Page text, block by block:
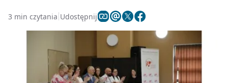
3 min czytania Udostępnij